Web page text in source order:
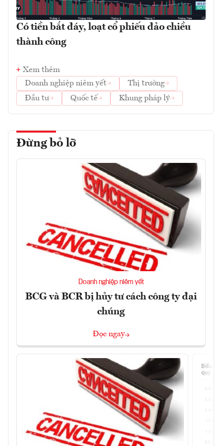
Có tiền bắt đáy, loạt cổ phiếu đảo chiều
thành công
Xem thêm
Doanh nghiệp niêm yết
Thị trường
Đầu tư
Quốc tế Khung pháp lý
Đừng bỏ lỡ
Doanh nghiệp niêm yết
BCG và BCR bị hủy tư cách công ty đại
chúng
Đọc ngay